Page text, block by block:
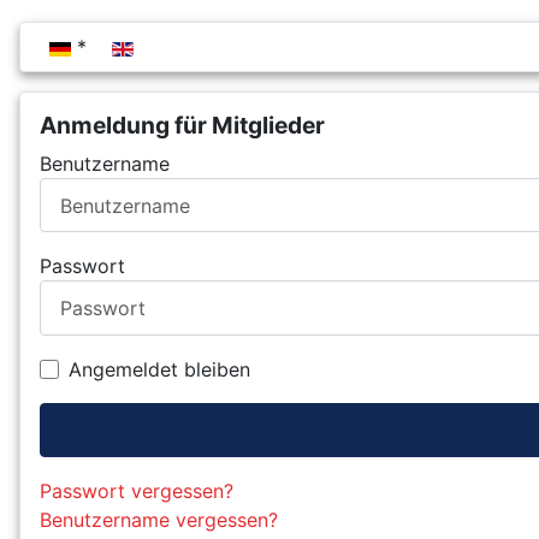
Sprache auswählen
Anmeldung für Mitglieder
Benutzername
Passwort
Angemeldet bleiben
Passwort vergessen?
Benutzername vergessen?